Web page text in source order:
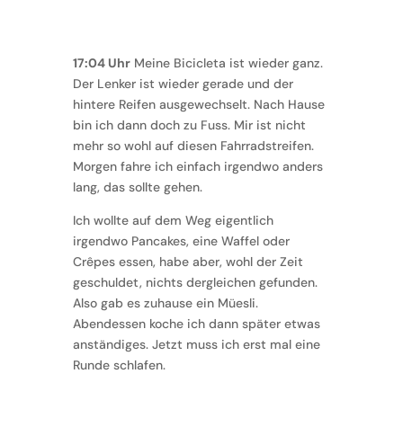
17:04 UhrMeine Bicicleta ist wieder ganz.
Der Lenker ist wieder gerade und der
hintere Reifen ausgewechselt. Nach Hause
bin ich dann doch zu Fuss. Mir ist nicht
mehr so wohl auf diesen Fahrradstreifen.
Morgen fahre ich einfach irgendwo anders
lang, das sollte gehen.
Ich wollte auf dem Weg eigentlich
irgendwo Pancakes, eine Waffel oder
Crêpes essen, habe aber, wohl der Zeit
geschuldet, nichts dergleichen gefunden.
Also gab es zuhause ein Müesli.
Abendessen koche ich dann später etwas
anständiges. Jetzt muss ich erst mal eine
Runde schlafen.